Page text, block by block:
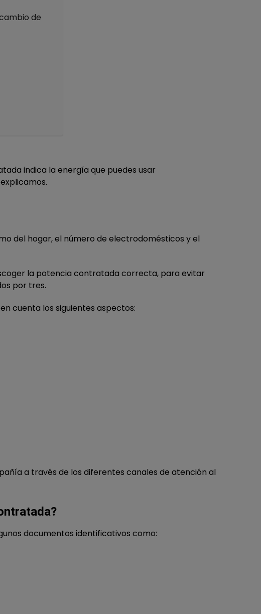
de
indica la energía que puedes usar
del hogar, el número de electrodomésticos y el
la potencia contratada correcta, para evitar
por tres.
cuenta los siguientes aspectos:
a través de los diferentes canales de atención al
documentos identificativos como: